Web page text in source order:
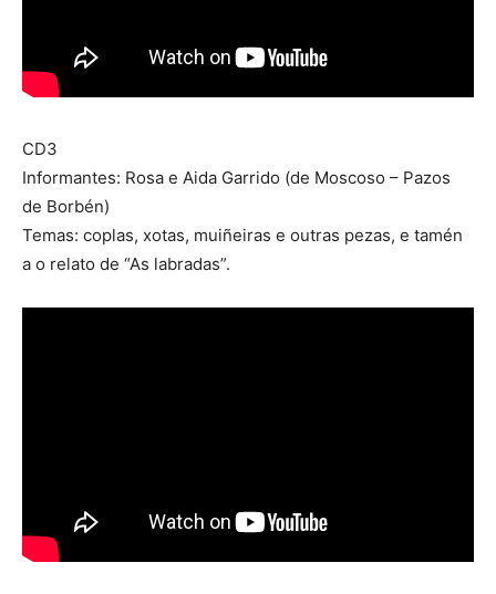
CD3
Informantes: Rosa e Aida Garrido (de Moscoso – Pazos
de Borbén)
Temas: coplas, xotas, muiñeiras e outras pezas, e tamén
a o relato de “As labradas”.